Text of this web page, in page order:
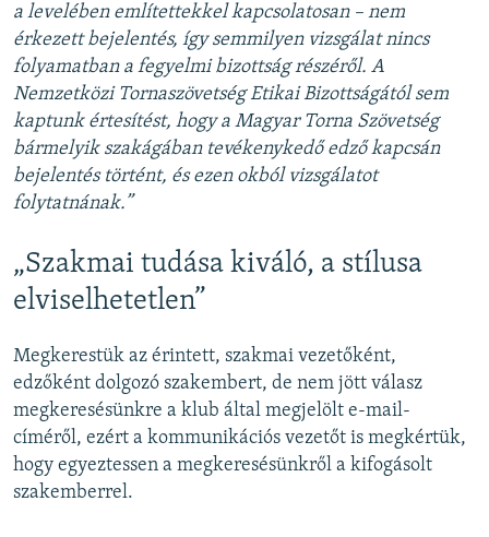
a levelében említettekkel kapcsolatosan – nem
érkezett bejelentés, így semmilyen vizsgálat nincs
folyamatban a fegyelmi bizottság részéről. A
Nemzetközi Tornaszövetség Etikai Bizottságától sem
kaptunk értesítést, hogy a Magyar Torna Szövetség
bármelyik szakágában tevékenykedő edző kapcsán
bejelentés történt, és ezen okból vizsgálatot
folytatnának.”
„Szakmai tudása kiváló, a stílusa
elviselhetetlen”
Megkerestük az érintett, szakmai vezetőként,
edzőként dolgozó szakembert, de nem jött válasz
megkeresésünkre a klub által megjelölt e-mail-
címéről, ezért a kommunikációs vezetőt is megkértük,
hogy egyeztessen a megkeresésünkről a kifogásolt
szakemberrel.